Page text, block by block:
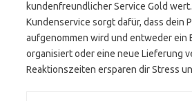
kundenfreundlicher Service Gold
Kundenservice sorgt dafür, dass dein
aufgenommen wird und entweder ein
organisiert oder eine neue Lieferung
Reaktionszeiten ersparen dir Stress